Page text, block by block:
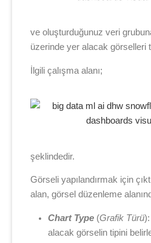
ve oluşturduğunuz veri
üzerinde yer alacak görselleri
İlgili çalışma alanı;
şeklindedir.
Görseli yapılandırmak için
alan, görsel düzenleme
Chart Type (Grafik Türü
alacak görselin tipini